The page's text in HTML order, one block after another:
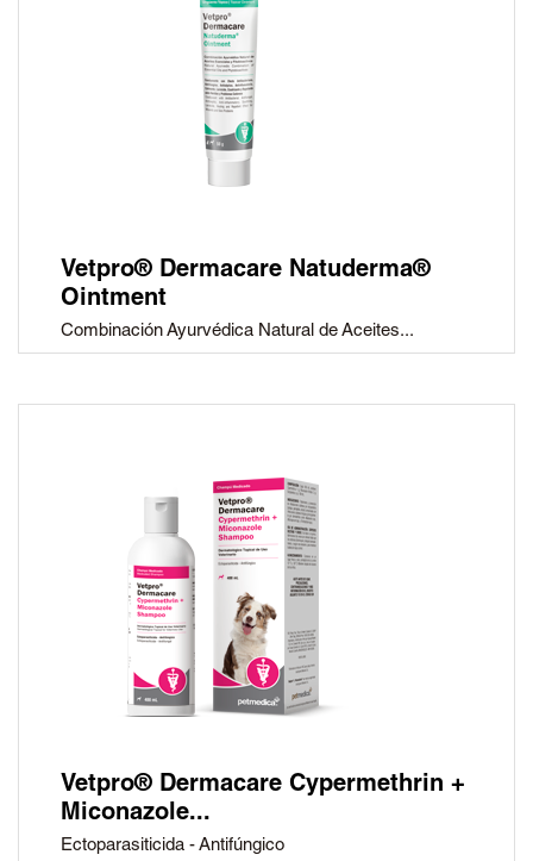
Vetpro® Dermacare Natuderma®
Ointment
Combinación Ayurvédica Natural de Aceites...
Vetpro® Dermacare Cypermethrin +
Miconazole...
Ectoparasiticida - Antifúngico